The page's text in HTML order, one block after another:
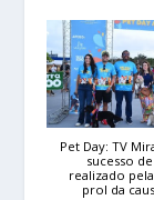
Pet Day: TV
sucesso
realizado
prol da